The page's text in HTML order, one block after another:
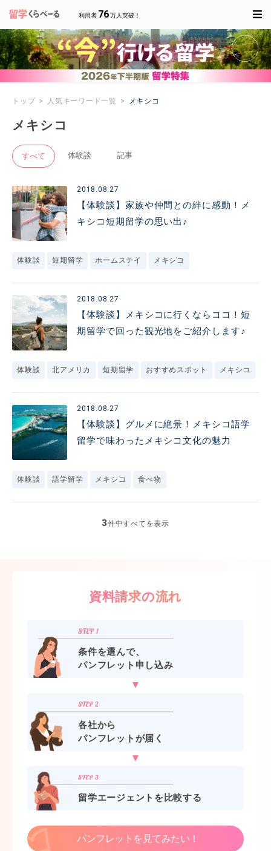
利用者 76万人突破！
トップ 人気キーワード一覧 メキシコ
メキシコ
すべて 体験談 記事
2018.08.27
【体験談】家族や仲間との絆に感動！メ
キシコ短期留学の思い出♪
体験談 短期留学 ホームステイ メキシコ
2018.08.27
【体験談】メキシコに行くならココ！短
期留学で回った観光地をご紹介します♪
体験談 北アメリカ 短期留学 おすすめスポット メキシコ
2018.08.27
【体験談】グルメに絶景！メキシコ語学
留学で味わったメキシコ文化の魅力
体験談 語学留学 メキシコ 食べ物
3件中すべてを表示
資料請求の流れ
条件を選んで、
パンフレット申し込み
各社から
パンフレットが届く
留学エージェントを比較する
パンフレットを見てみたい！